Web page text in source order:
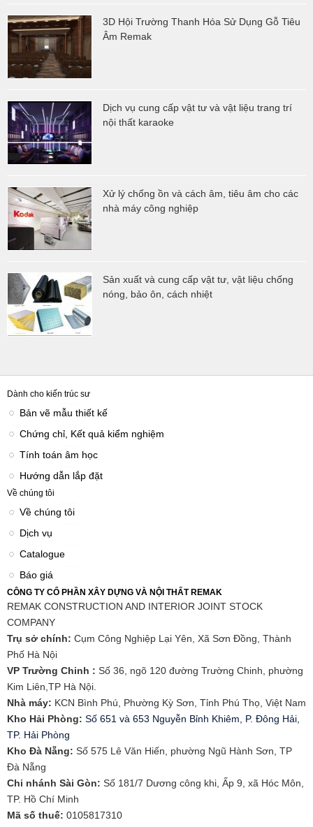
3D Hội Trường Thanh Hóa Sử Dụng Gỗ Tiêu
Âm Remak
Dịch vụ cung cấp vật tư và vật liệu trang trí
nội thất karaoke
Xử lý chống ồn và cách âm, tiêu âm cho các
nhà máy công nghiệp
Sản xuất và cung cấp vật tư, vật liệu chống
nóng, bảo ôn, cách nhiệt
Dành cho kiến trúc sư
Bản vẽ mẫu thiết kế
Chứng chỉ, Kết quả kiểm nghiệm
Tính toán âm học
Hướng dẫn lắp đặt
Về chúng tôi
Về chúng tôi
Dịch vụ
Catalogue
Báo giá
CÔNG TY CỔ PHẦN XÂY DỰNG VÀ NỘI THẤT REMAK
REMAK CONSTRUCTION AND INTERIOR JOINT STOCK
COMPANY
Trụ sở chính: Cụm Công Nghiệp Lại Yên, Xã Sơn Đồng, Thành
Phố Hà Nội
VP Trường Chinh : Số 36, ngõ 120 đường Trường Chinh, phường
Kim Liên,TP Hà Nội.
Nhà máy: KCN Bình Phú, Phường Kỳ Sơn, Tỉnh Phú Thọ, Việt Nam
Kho Hải Phòng: Số 651 và 653 Nguyễn Bỉnh Khiêm, P. Đông Hải,
TP. Hải Phòng
​Kho Đà Nẵng: Số 575 Lê Văn Hiến, phường Ngũ Hành Sơn, TP
Đà Nẵng
Chi nhánh Sài Gòn: Số 181/7 Dương công khi, Ấp 9, xã Hóc Môn,
TP. Hồ Chí Minh
Mã số thuế: 0105817310​